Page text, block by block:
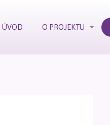
ÚVOD O PROJEKTU